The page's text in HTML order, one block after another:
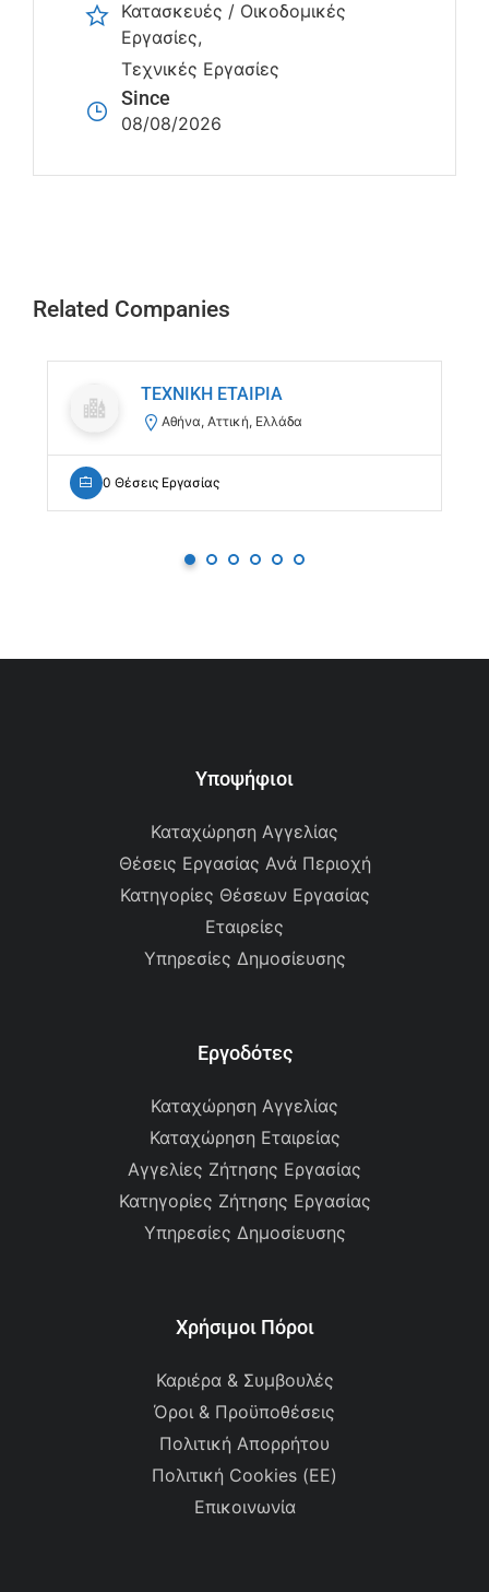
Κατασκευές / Οικοδομικές
Εργασίες
Τεχνικές Εργασίες
Since
08/08/2026
Related Companies
ΤΕΧΝΙΚΗ ΕΤΑΙΡΙΑ
Αθήνα, Αττική, Ελλάδα
0 Θέσεις Εργασίας
Υποψήφιοι
Καταχώρηση Αγγελίας
Θέσεις Εργασίας Ανά Περιοχή
Κατηγορίες Θέσεων Εργασίας
Εταιρείες
Υπηρεσίες Δημοσίευσης
Εργοδότες
Καταχώρηση Αγγελίας
Καταχώρηση Εταιρείας
Αγγελίες Ζήτησης Εργασίας
Κατηγορίες Ζήτησης Εργασίας
Υπηρεσίες Δημοσίευσης
Χρήσιμοι Πόροι
Καριέρα & Συμβουλές
Όροι & Προϋποθέσεις
Πολιτική Απορρήτου
Πολιτική Cookies (ΕΕ)
Επικοινωνία